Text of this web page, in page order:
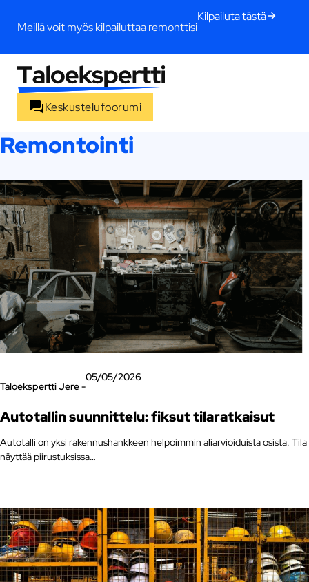
Meillä voit myös kilpailuttaa remonttisi
Kilpailuta tästä
Keskustelufoorumi
Remontointi
Taloekspertti Jere -
05/05/2026
Autotallin suunnittelu: fiksut tilaratkaisut
Autotalli on yksi rakennushankkeen helpoimmin aliarvioiduista osista. Tila
näyttää piirustuksissa…